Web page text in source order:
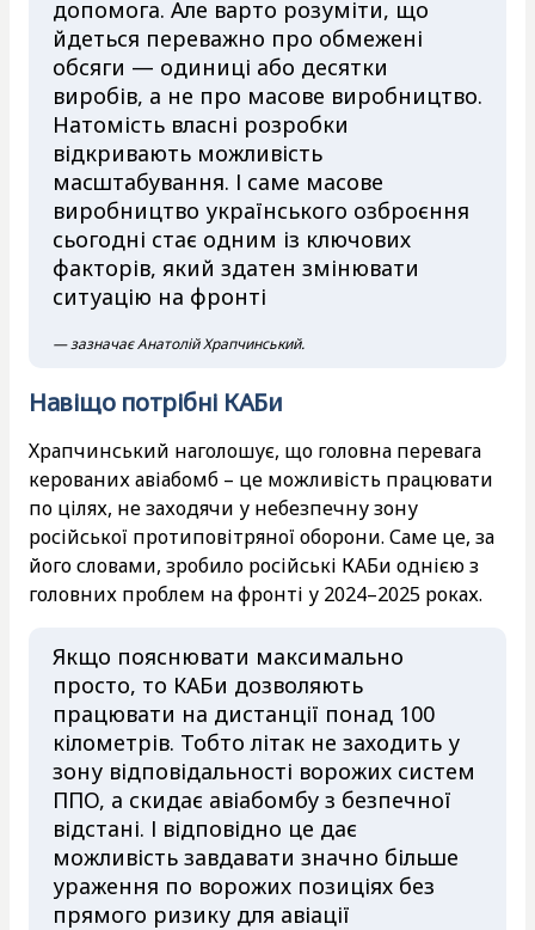
допомога. Але варто розуміти, що
йдеться переважно про обмежені
обсяги — одиниці або десятки
виробів, а не про масове виробництво.
Натомість власні розробки
відкривають можливість
масштабування. І саме масове
виробництво українського озброєння
сьогодні стає одним із ключових
факторів, який здатен змінювати
ситуацію на фронті
— зазначає Анатолій Храпчинський.
Навіщо потрібні КАБи
Храпчинський наголошує, що головна перевага
керованих авіабомб – це можливість працювати
по цілях, не заходячи у небезпечну зону
російської протиповітряної оборони. Саме це, за
його словами, зробило російські КАБи однією з
головних проблем на фронті у 2024–2025 роках.
Якщо пояснювати максимально
просто, то КАБи дозволяють
працювати на дистанції понад 100
кілометрів. Тобто літак не заходить у
зону відповідальності ворожих систем
ППО, а скидає авіабомбу з безпечної
відстані. І відповідно це дає
можливість завдавати значно більше
ураження по ворожих позиціях без
прямого ризику для авіації